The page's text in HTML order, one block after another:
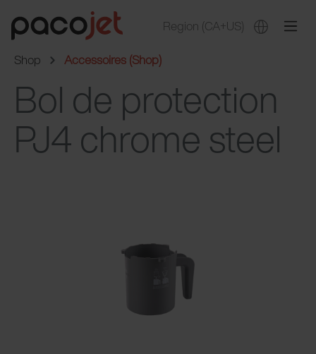
Region (CA+US)
Shop
Accessoires (Shop)
Bol de protection
PJ4 chrome steel